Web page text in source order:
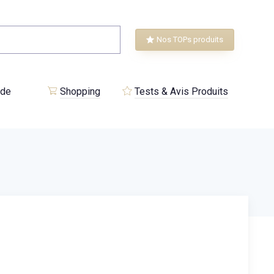
Nos TOPs produits
Shopping Tests & Avis Produits